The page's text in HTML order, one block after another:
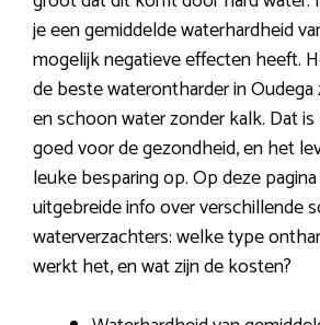
je een gemiddelde waterhardheid
mogelijk negatieve effecten heeft.
de beste waterontharder in
en schoon water zonder kalk. Dat
goed voor de gezondheid, en het
leuke besparing op. Op deze
uitgebreide info over verschillende
waterverzachters: welke type
werkt het, en wat zijn de kosten?